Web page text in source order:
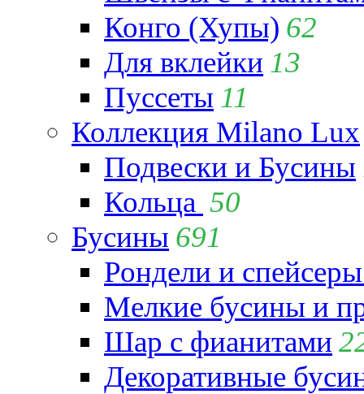
Конго (Хупы) 62
Для вклейки 13
Пуссеты 11
Коллекция Milano Lux
Подвески и Бусины
Кольца 50
Бусины 691
Рондели и
Мелкие бусины и
Шар с фианитами
Декоративные